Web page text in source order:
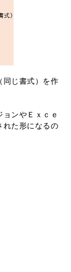
同じ書式）を作
ンやＥｘｃｅ
れた形になるの